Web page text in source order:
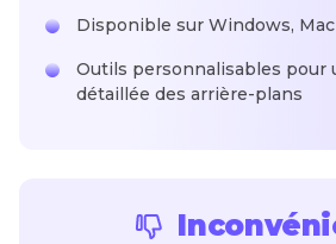
Disponible sur Windows,
Outils personnalisables pour
détaillée des arrière-plans